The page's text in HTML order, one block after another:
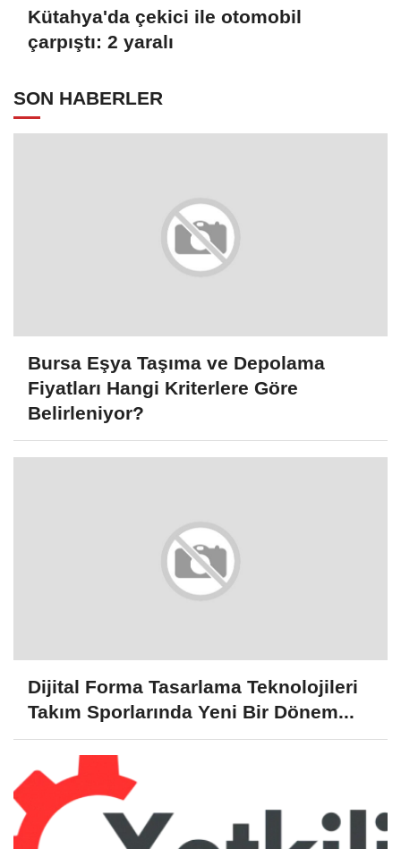
Kütahya'da çekici ile otomobil
çarpıştı: 2 yaralı
SON HABERLER
Bursa Eşya Taşıma ve Depolama
Fiyatları Hangi Kriterlere Göre
Belirleniyor?
Dijital Forma Tasarlama Teknolojileri
Takım Sporlarında Yeni Bir Dönem...